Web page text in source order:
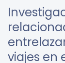
viajes en